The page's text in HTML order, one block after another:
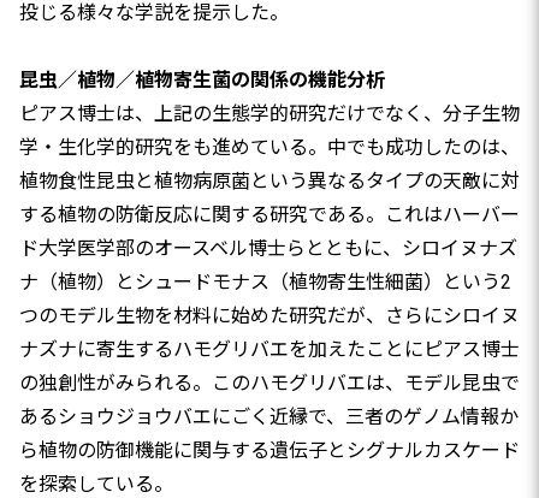
投じる様々な学説を提示した。
昆虫／植物／植物寄生菌の関係の機能分析
ピアス博士は、上記の生態学的研究だけでなく、分子生物
学・生化学的研究をも進めている。中でも成功したのは、
植物食性昆虫と植物病原菌という異なるタイプの天敵に対
する植物の防衛反応に関する研究である。これはハーバー
ド大学医学部のオースベル博士らとともに、シロイヌナズ
ナ（植物）とシュードモナス（植物寄生性細菌）という2
つのモデル生物を材料に始めた研究だが、さらにシロイヌ
ナズナに寄生するハモグリバエを加えたことにピアス博士
の独創性がみられる。このハモグリバエは、モデル昆虫で
あるショウジョウバエにごく近縁で、三者のゲノム情報か
ら植物の防御機能に関与する遺伝子とシグナルカスケード
を探索している。